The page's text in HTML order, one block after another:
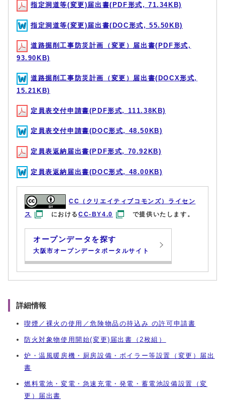
指定洞道等(変更)届出書(PDF形式, 71.34KB)
指定洞道等(変更)届出書(DOC形式, 55.50KB)
道路掘削工事防災計画（変更）届出書(PDF形式,
93.90KB)
道路掘削工事防災計画（変更）届出書(DOCX形式,
15.21KB)
定員表交付申請書(PDF形式, 111.38KB)
定員表交付申請書(DOC形式, 48.50KB)
定員表返納届出書(PDF形式, 70.92KB)
定員表返納届出書(DOC形式, 48.00KB)
CC（クリエイティブコモンズ）ライセン
ス
におけるCC-BY4.0 で提供いたします。
オープンデータを探す
大阪市オープンデータポータルサイト
詳細情報
喫煙／裸火の使用／危険物品の持込み の許可申請書
防火対象物使用開始(変更)届出書（2枚組）
炉・温風暖房機・厨房設備・ボイラー等設置（変更）届出
書
燃料電池・変電・急速充電・発電・蓄電池設備設置（変
更）届出書